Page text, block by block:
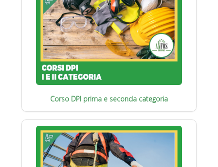
Corso DPI prima e seconda categoria